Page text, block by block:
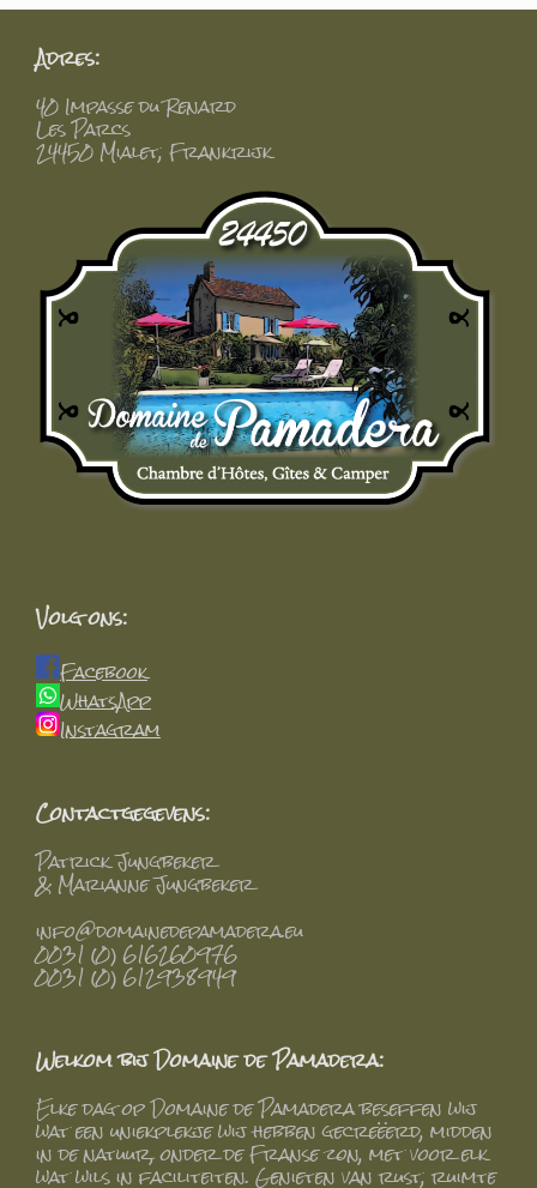
Adres:
40 Impasse du Renard
Les Parcs
24450 Mialet, Frankrijk
Volg ons:
Facebook
WhatsApp
Instagram
Contactgegevens:
Patrick Jungbeker
& Marianne Jungbeker
info@domainedepamadera.eu
0031 (0) 616260976
0031 (0) 612938949
Welkom bij Domaine de Pamadera:
Elke dag op Domaine de Pamadera beseffen wij
wat een uniekplekje wij hebben gecreëerd, midden
in de natuur, onder de Franse zon, met voor elk
wat wils in faciliteiten. Genieten van rust, ruimte